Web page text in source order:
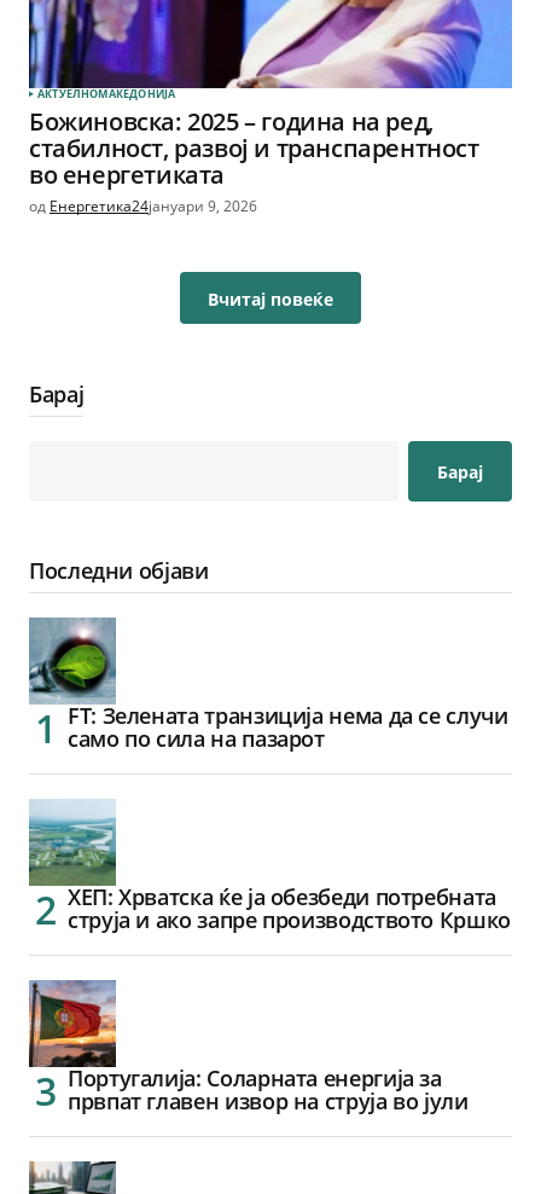
АКТУЕЛНОМАКЕДОНИЈА
Божиновска: 2025 – година на ред,
стабилност, развој и транспарентност
во енергетиката
од Енергетика24јануари 9, 2026
Вчитај повеќе
Барај
Барај
Последни објави
FT: Зелената транзиција нема да се случи
само по сила на пазарот
ХЕП: Хрватска ќе ја обезбеди потребната
струја и ако запре производството Кршко
Португалија: Соларната енергија за
првпат главен извор на струја во јули